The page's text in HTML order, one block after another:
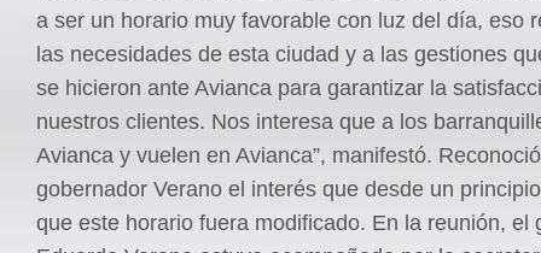
a ser un horario muy favorable con luz del día, eso
las necesidades de esta ciudad y a las gestiones
se hicieron ante Avianca para garantizar la
nuestros clientes. Nos interesa que a los
Avianca y vuelen en Avianca”, manifestó.
gobernador Verano el interés que desde un
que este horario fuera modificado. En la reunión, el